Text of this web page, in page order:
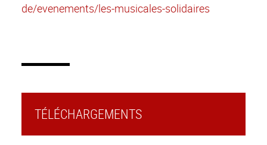
de/evenements/les-musicales-solidaires
TÉLÉCHARGEMENTS